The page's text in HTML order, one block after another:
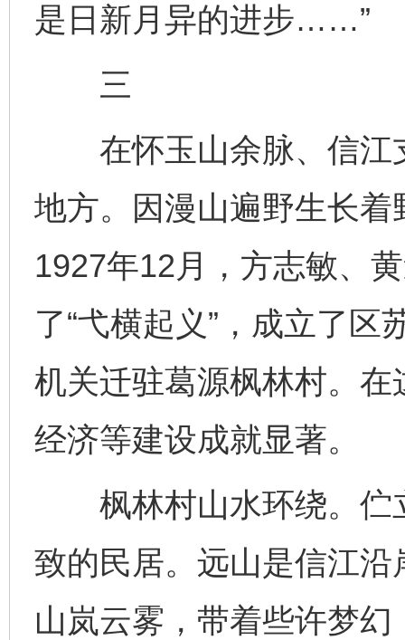
是日新月异的进步……”
三
在怀玉山余脉、信江
地方。因漫山遍野生长
1927年12月，方志敏、
了“弋横起义”，成立了
机关迁驻葛源枫林村。
经济等建设成就显著。
枫林村山水环绕。伫
致的民居。远山是信江
山岚云雾，带着些许梦